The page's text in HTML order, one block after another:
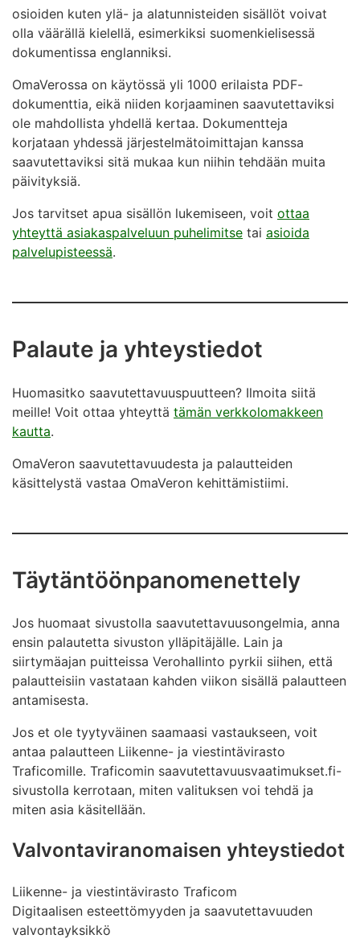
osioiden kuten ylä- ja alatunnisteiden sisällöt voivat
olla väärällä kielellä, esimerkiksi suomenkielisessä
dokumentissa englanniksi.
OmaVerossa on käytössä yli 1000 erilaista PDF-
dokumenttia, eikä niiden korjaaminen saavutettaviksi
ole mahdollista yhdellä kertaa. Dokumentteja
korjataan yhdessä järjestelmätoimittajan kanssa
saavutettaviksi sitä mukaa kun niihin tehdään muita
päivityksiä.
Jos tarvitset apua sisällön lukemiseen, voit ottaa
yhteyttä asiakaspalveluun puhelimitse tai asioida
palvelupisteessä.
Palaute ja yhteystiedot
Huomasitko saavutettavuuspuutteen? Ilmoita siitä
meille! Voit ottaa yhteyttä tämän verkkolomakkeen
kautta.
OmaVeron saavutettavuudesta ja palautteiden
käsittelystä vastaa OmaVeron kehittämistiimi.
Täytäntöönpanomenettely
Jos huomaat sivustolla saavutettavuusongelmia, anna
ensin palautetta sivuston ylläpitäjälle. Lain ja
siirtymäajan puitteissa Verohallinto pyrkii siihen, että
palautteisiin vastataan kahden viikon sisällä palautteen
antamisesta.
Jos et ole tyytyväinen saamaasi vastaukseen, voit
antaa palautteen Liikenne- ja viestintävirasto
Traficomille. Traficomin saavutettavuusvaatimukset.fi-
sivustolla kerrotaan, miten valituksen voi tehdä ja
miten asia käsitellään.
Valvontaviranomaisen yhteystiedot
Liikenne- ja viestintävirasto Traficom
Digitaalisen esteettömyyden ja saavutettavuuden
valvontayksikkö